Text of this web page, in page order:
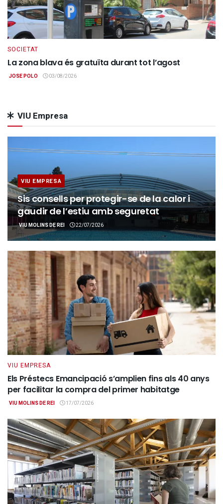
SOCIETAT
La zona blava és gratuïta durant tot l’agost
JOSE POLO 03/08/2026
VIU Empresa
VIU EMPRESA
Sis consells per protegir-se de la calor i
gaudir de l’estiu amb seguretat
VIU MOLINS DE REI 22/07/2026
VIU EMPRESA
Els Préstecs Emancipació s’amplien fins als 40 anys
per facilitar la compra del primer habitatge
VIU MOLINS DE REI 17/07/2026